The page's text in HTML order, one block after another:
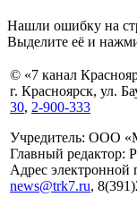
Нашли ошибку на
Выделите её и
© «7 канал
г. Красноярск, ул.
30, 2-900-333
Учредитель: ООО
Главный редактор:
Адрес электронной
news@trk7.ru,